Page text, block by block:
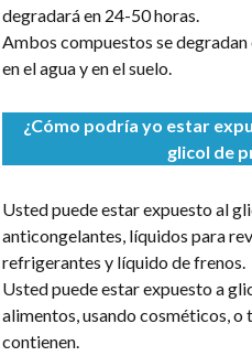
degradará en 24-50 horas.
Ambos compuestos se degradan
en el agua y en el suelo.
¿Cómo podría yo estar
glicol de
Usted puede estar expuesto al
anticongelantes, líquidos para
refrigerantes y líquido de frenos.
Usted puede estar expuesto a
alimentos, usando cosméticos,
contienen.